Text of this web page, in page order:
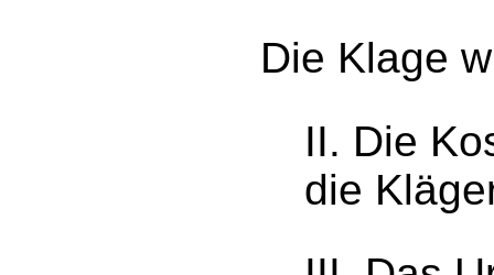
Die Klage
II. Die
die